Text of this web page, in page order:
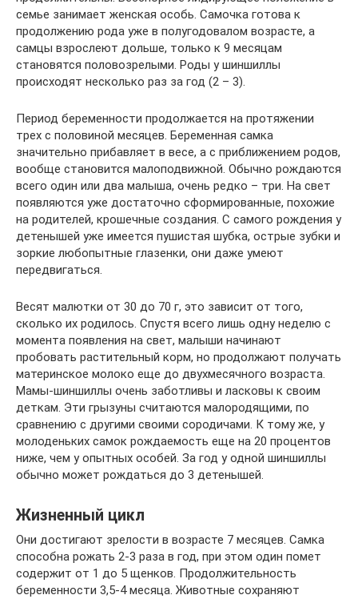
семье занимает женская особь. Самочка готова к
продолжению рода уже в полугодовалом возрасте, а
самцы взрослеют дольше, только к 9 месяцам
становятся половозрелыми. Роды у шиншиллы
происходят несколько раз за год (2 – 3).
Период беременности продолжается на протяжении
трех с половиной месяцев. Беременная самка
значительно прибавляет в весе, а с приближением родов,
вообще становится малоподвижной. Обычно рождаются
всего один или два малыша, очень редко – три. На свет
появляются уже достаточно сформированные, похожие
на родителей, крошечные создания. С самого рождения у
детенышей уже имеется пушистая шубка, острые зубки и
зоркие любопытные глазенки, они даже умеют
передвигаться.
Весят малютки от 30 до 70 г, это зависит от того,
сколько их родилось. Спустя всего лишь одну неделю с
момента появления на свет, малыши начинают
пробовать растительный корм, но продолжают получать
материнское молоко еще до двухмесячного возраста.
Мамы-шиншиллы очень заботливы и ласковы к своим
деткам. Эти грызуны считаются малородящими, по
сравнению с другими своими сородичами. К тому же, у
молоденьких самок рождаемость еще на 20 процентов
ниже, чем у опытных особей. За год у одной шиншиллы
обычно может рождаться до 3 детенышей.
Жизненный цикл
Они достигают зрелости в возрасте 7 месяцев. Самка
способна рожать 2-3 раза в год, при этом один помет
содержит от 1 до 5 щенков. Продолжительность
беременности 3,5-4 месяца. Животные сохраняют